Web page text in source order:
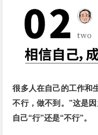
很多人在自己的工作和
不行，做不到。”这是
自己“行”还是“不行”。